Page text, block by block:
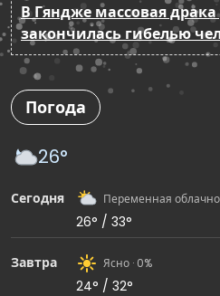
В Гяндже массовая драка
закончилась гибелью
Погода
26°
Сегодня Переменная
26° / 33°
Завтра Ясно · 0%
24° / 32°